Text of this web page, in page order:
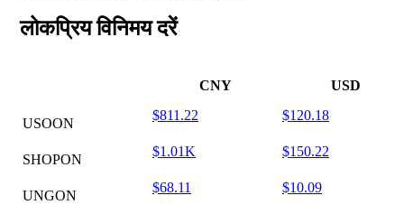
लोकप्रिय विनिमय दरें
CNY USD
USOON
$811.22 $120.18
SHOPON
$1.01K $150.22
UNGON
$68.11 $10.09